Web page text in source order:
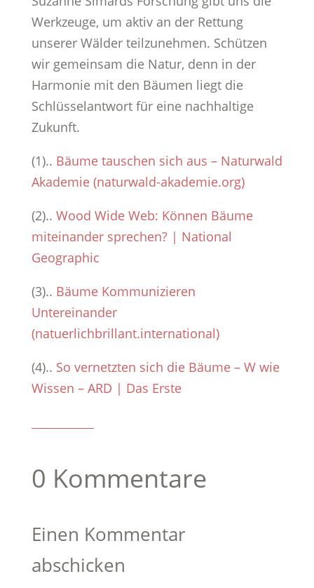
Werkzeuge, um aktiv an der Rettung
unserer Wälder teilzunehmen. Schützen
wir gemeinsam die Natur, denn in der
Harmonie mit den Bäumen liegt die
Schlüsselantwort für eine nachhaltige
Zukunft.
(1).. Bäume tauschen sich aus – Naturwald
Akademie (naturwald-akademie.org)
(2).. Wood Wide Web: Können Bäume
miteinander sprechen? | National
Geographic
(3).. Bäume Kommunizieren
Untereinander
(natuerlichbrillant.international)
(4).. So vernetzten sich die Bäume – W wie
Wissen – ARD | Das Erste
0 Kommentare
Einen Kommentar
abschicken